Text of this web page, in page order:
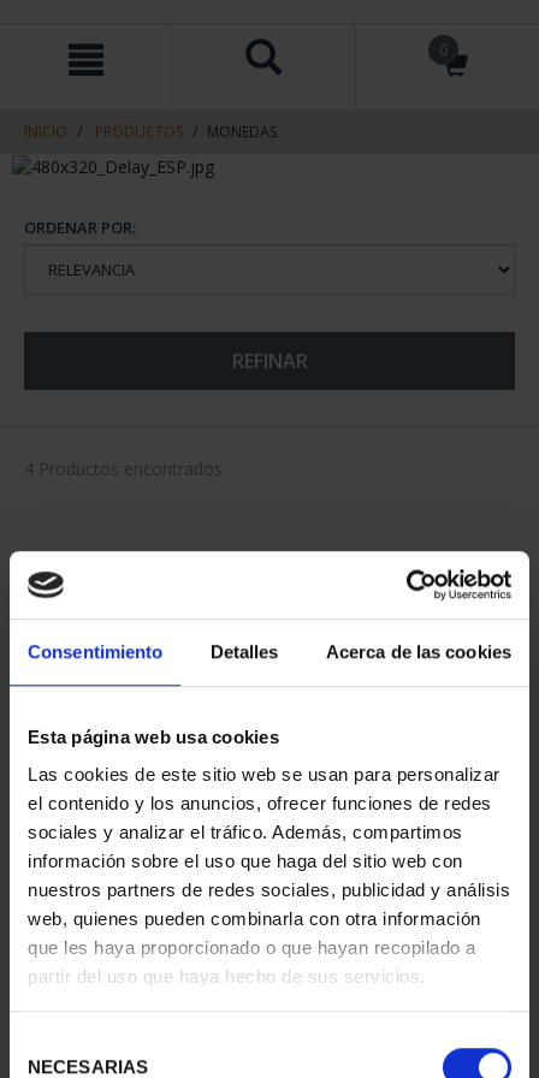
Consentimiento Detalles Acerca de las cookies
Esta página web usa cookies
Las cookies de este sitio web se usan para personalizar
el contenido y los anuncios, ofrecer funciones de redes
sociales y analizar el tráfico. Además, compartimos
información sobre el uso que haga del sitio web con
nuestros partners de redes sociales, publicidad y análisis
web, quienes pueden combinarla con otra información
que les haya proporcionado o que hayan recopilado a
partir del uso que haya hecho de sus servicios.
NECESARIAS
contenido
navegacin
0
INICIO PRODUCTOS MONEDAS
ORDENAR POR:
REFINAR
4 Productos encontrados
CIUDADES PATRIMONIO
III - TARRAGONA
73,00 €
CIUDADES PATRIMONIO
III - SEGOVIA
73,00 €